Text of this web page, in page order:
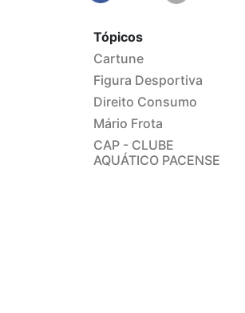
Tópicos
Cartune
Figura Desportiva
Direito Consumo
Mário Frota
CAP - CLUBE
AQUÁTICO PACENSE